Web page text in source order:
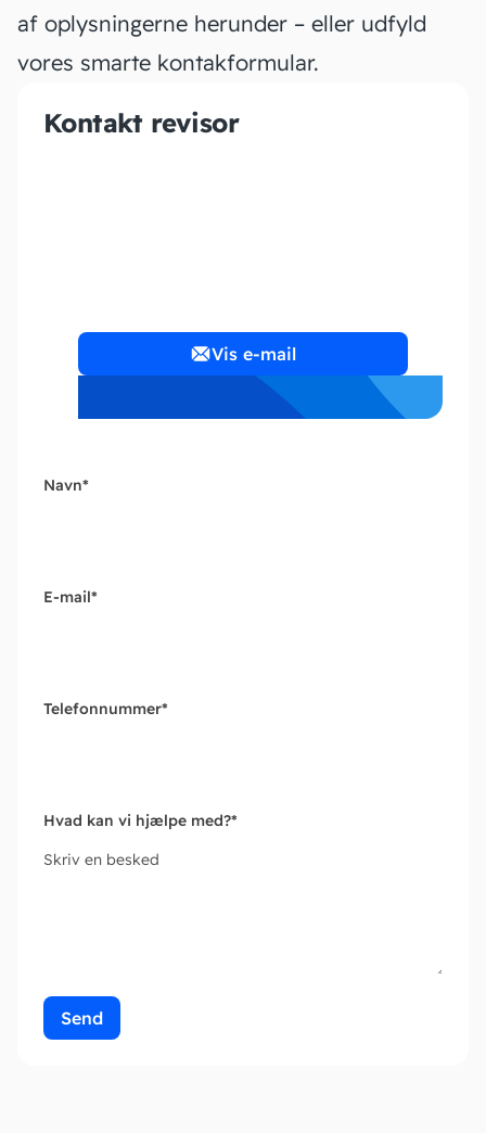
af oplysningerne herunder – eller udfyld
vores smarte kontakformular.
Kontakt revisor
Vis e-mail
Navn*
E-mail*
Telefonnummer*
Hvad kan vi hjælpe med?*
Skriv en besked
Send